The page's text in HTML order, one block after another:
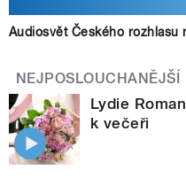
Audiosvět Českého rozhlasu
NEJPOSLOUCHANĚJŠÍ
Lydie
k večeři